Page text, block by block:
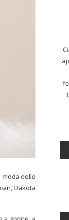
moda delle
Dakota